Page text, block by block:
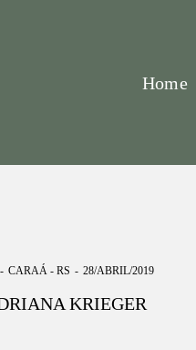
Home
CARAÁ - RS 28/ABRIL/2019
KRIEGER